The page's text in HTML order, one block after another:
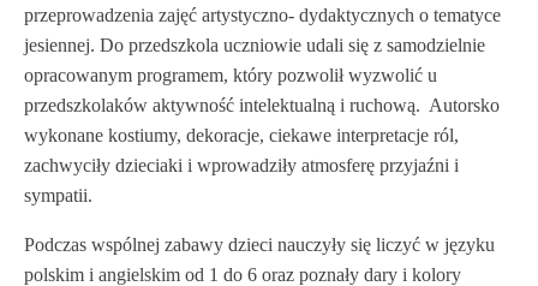
przeprowadzenia zajęć artystyczno- dydaktycznych o tematyce
jesiennej. Do przedszkola uczniowie udali się z samodzielnie
opracowanym programem, który pozwolił wyzwolić u
przedszkolaków aktywność intelektualną i ruchową. Autorsko
wykonane kostiumy, dekoracje, ciekawe interpretacje ról,
zachwyciły dzieciaki i wprowadziły atmosferę przyjaźni i
sympatii.
Podczas wspólnej zabawy dzieci nauczyły się liczyć w języku
polskim i angielskim od 1 do 6 oraz poznały dary i kolory